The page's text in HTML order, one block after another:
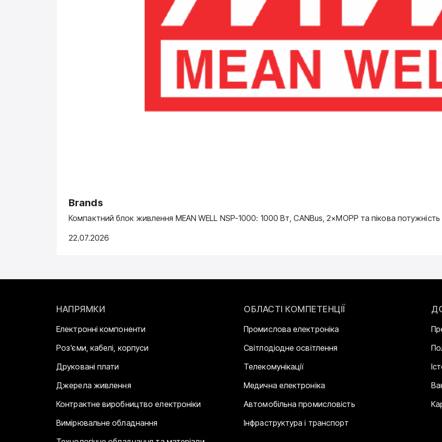
Brands
Компактний блок живлення MEAN WELL NSP-1000: 1000 Вт, CANBus, 2×MOPP та пікова потужність
22.07.2026
НАПРЯМКИ
Електронні компоненти
Роз'єми, кабелі, корпуси
Друковані плати
Джерела живлення
Контрактне виробництво електроніки
Вимірювальне обладнання
ОБЛАСТІ КОМПЕТЕНЦІЇ
Промислова електроніка
Світлодіодне освітлення
Телекомунікації
Медична електроніка
Автомобільна промисловість
Інфраструктура і транспорт